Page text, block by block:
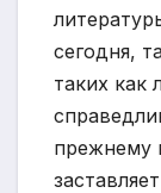
сегодня,
таких как
прежнему